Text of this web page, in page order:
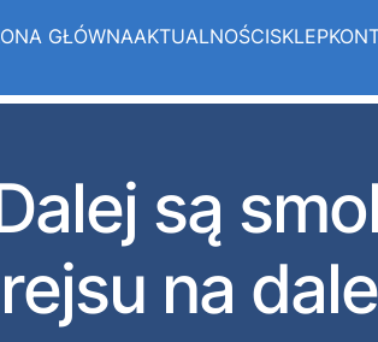
GŁÓWNAAKTUALNOŚCISKLEP
są
na